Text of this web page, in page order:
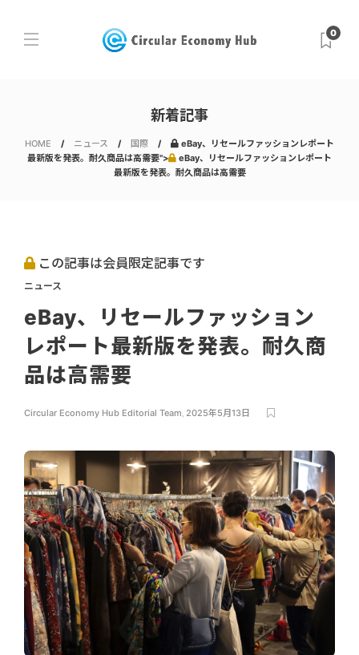
0
新着記事
HOME ニュース 国際
eBay、リセールファッションレポート
最新版を発表。耐久商品は高需要">
eBay、リセールファッションレポート
最新版を発表。耐久商品は高需要
この記事は会員限定記事です
ニュース
eBay、リセールファッション
レポート最新版を発表。耐久商
品は高需要
Circular Economy Hub Editorial Team, 2025年5月13日